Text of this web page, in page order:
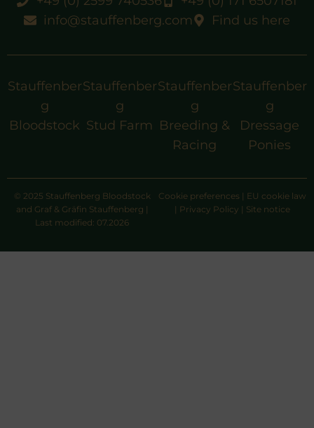
info@stauffenberg.com
Find us here
Stauffenber
g
Bloodstock
Stauffenber
g
Stud Farm
Stauffenber
g
Breeding &
Racing
Stauffenber
g
Dressage
Ponies
© 2025 Stauffenberg Bloodstock
and Graf & Gräfin Stauffenberg |
Last modified: 07.2026
Cookie preferences | EU cookie law
| Privacy Policy | Site notice